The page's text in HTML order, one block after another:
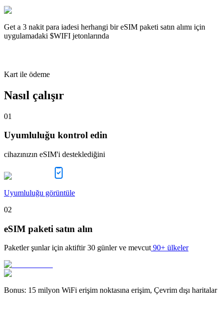
Get a 3 nakit para iadesi herhangi bir eSIM paketi satın alımı için
uygulamadaki $WIFI jetonlarında
Kart ile ödeme
Nasıl çalışır
01
Uyumluluğu kontrol edin
cihazınızın eSIM'i desteklediğini
Uyumluluğu görüntüle
02
eSIM paketi satın alın
Paketler şunlar için aktiftir 30 günler ve mevcut 90+ ülkeler
Bonus: 15 milyon WiFi erişim noktasına erişim, Çevrim dışı haritalar